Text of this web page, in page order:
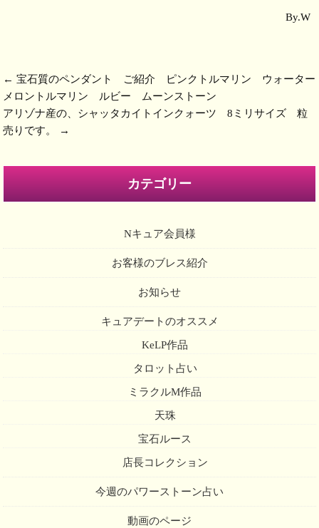
By.W
←宝石質のペンダント ご紹介 ピンクトルマリン ウォーター
メロントルマリン ルビー ムーンストーン
アリゾナ産の、シャッタカイトインクォーツ 8ミリサイズ 粒
売りです。
→
カテゴリー
Nキュア会員様
お客様のブレス紹介
お知らせ
キュアデートのオススメ
KeLP作品
タロット占い
ミラクルM作品
天珠
宝石ルース
店長コレクション
今週のパワーストーン占い
動画のページ